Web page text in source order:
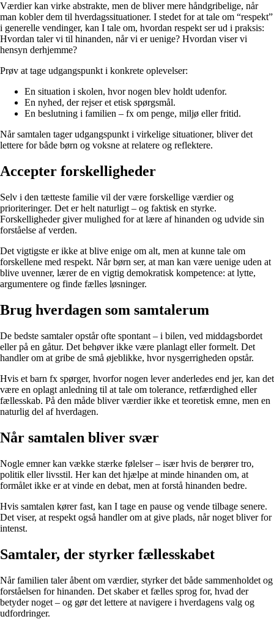
Værdier kan virke abstrakte, men de bliver mere håndgribelige, når
man kobler dem til hverdagssituationer. I stedet for at tale om “respekt”
i generelle vendinger, kan I tale om, hvordan respekt ser ud i praksis:
Hvordan taler vi til hinanden, når vi er uenige? Hvordan viser vi
hensyn derhjemme?
Prøv at tage udgangspunkt i konkrete oplevelser:
En situation i skolen, hvor nogen blev holdt udenfor.
En nyhed, der rejser et etisk spørgsmål.
En beslutning i familien – fx om penge, miljø eller fritid.
Når samtalen tager udgangspunkt i virkelige situationer, bliver det
lettere for både børn og voksne at relatere og reflektere.
Accepter forskelligheder
Selv i den tætteste familie vil der være forskellige værdier og
prioriteringer. Det er helt naturligt – og faktisk en styrke.
Forskelligheder giver mulighed for at lære af hinanden og udvide sin
forståelse af verden.
Det vigtigste er ikke at blive enige om alt, men at kunne tale om
forskellene med respekt. Når børn ser, at man kan være uenige uden at
blive uvenner, lærer de en vigtig demokratisk kompetence: at lytte,
argumentere og finde fælles løsninger.
Brug hverdagen som samtalerum
De bedste samtaler opstår ofte spontant – i bilen, ved middagsbordet
eller på en gåtur. Det behøver ikke være planlagt eller formelt. Det
handler om at gribe de små øjeblikke, hvor nysgerrigheden opstår.
Hvis et barn fx spørger, hvorfor nogen lever anderledes end jer, kan det
være en oplagt anledning til at tale om tolerance, retfærdighed eller
fællesskab. På den måde bliver værdier ikke et teoretisk emne, men en
naturlig del af hverdagen.
Når samtalen bliver svær
Nogle emner kan vække stærke følelser – især hvis de berører tro,
politik eller livsstil. Her kan det hjælpe at minde hinanden om, at
formålet ikke er at vinde en debat, men at forstå hinanden bedre.
Hvis samtalen kører fast, kan I tage en pause og vende tilbage senere.
Det viser, at respekt også handler om at give plads, når noget bliver for
intenst.
Samtaler, der styrker fællesskabet
Når familien taler åbent om værdier, styrker det både sammenholdet og
forståelsen for hinanden. Det skaber et fælles sprog for, hvad der
betyder noget – og gør det lettere at navigere i hverdagens valg og
udfordringer.